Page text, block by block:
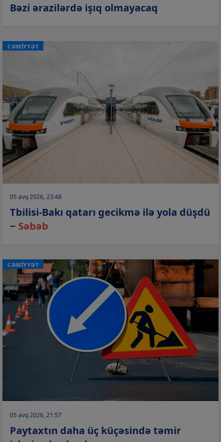
Bəzi ərazilərdə işıq olmayacaq
CƏMİYYƏT
05 avq 2026, 23:48
Tbilisi-Bakı qatarı gecikmə ilə yola düşdü
− Səbəb
CƏMİYYƏT
05 avq 2026, 21:57
Paytaxtın daha üç küçəsində təmir